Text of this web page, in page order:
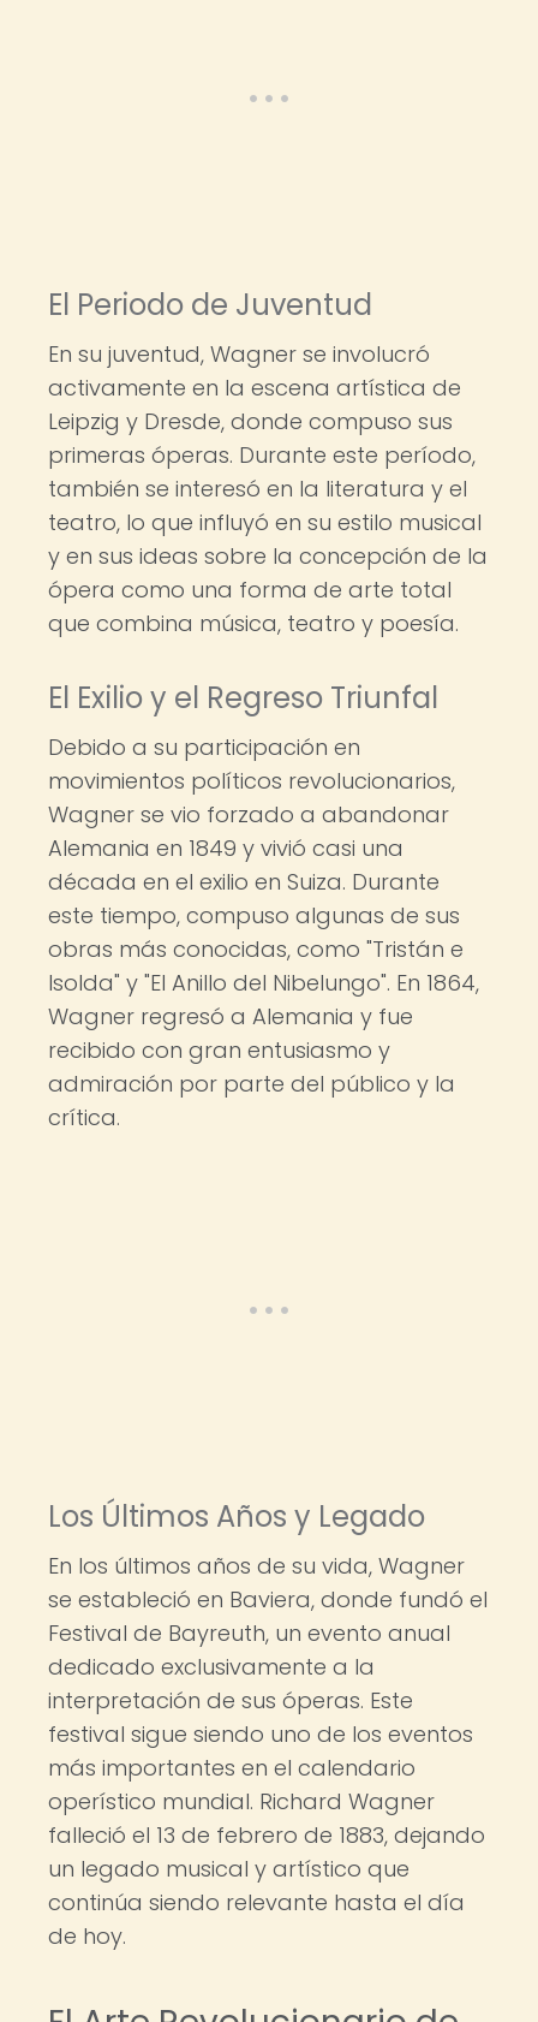
El Periodo de Juventud
En su juventud, Wagner se involucró
activamente en la escena artística de
Leipzig y Dresde, donde compuso sus
primeras óperas. Durante este período,
también se interesó en la literatura y el
teatro, lo que influyó en su estilo musical
y en sus ideas sobre la concepción de la
ópera como una forma de arte total
que combina música, teatro y poesía.
El Exilio y el Regreso Triunfal
Debido a su participación en
movimientos políticos revolucionarios,
Wagner se vio forzado a abandonar
Alemania en 1849 y vivió casi una
década en el exilio en Suiza. Durante
este tiempo, compuso algunas de sus
obras más conocidas, como "Tristán e
Isolda" y "El Anillo del Nibelungo". En 1864,
Wagner regresó a Alemania y fue
recibido con gran entusiasmo y
admiración por parte del público y la
crítica.
Los Últimos Años y Legado
En los últimos años de su vida, Wagner
se estableció en Baviera, donde fundó el
Festival de Bayreuth, un evento anual
dedicado exclusivamente a la
interpretación de sus óperas. Este
festival sigue siendo uno de los eventos
más importantes en el calendario
operístico mundial. Richard Wagner
falleció el 13 de febrero de 1883, dejando
un legado musical y artístico que
continúa siendo relevante hasta el día
de hoy.